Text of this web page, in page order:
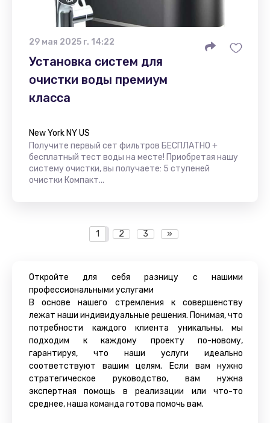
29 мая 2025 г. 14:22
Установка систем для
очистки воды премиум
класса
New York NY US
Получите первый сет фильтров БЕСПЛАТНО +
бесплатный тест воды на месте! Приобретая нашу
систему очистки, вы получаете: 5 ступеней
очистки Компакт...
1 2 3 »
Откройте для себя разницу с нашими
профессиональными услугами
В основе нашего стремления к совершенству
лежат наши индивидуальные решения. Понимая, что
потребности каждого клиента уникальны, мы
подходим к каждому проекту по-новому,
гарантируя, что наши услуги идеально
соответствуют вашим целям. Если вам нужно
стратегическое руководство, вам нужна
экспертная помощь в реализации или что-то
среднее, наша команда готова помочь вам.